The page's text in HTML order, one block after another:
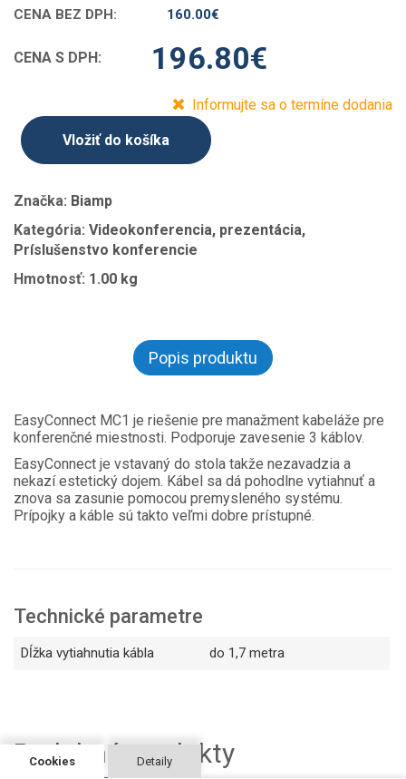
CENA BEZ DPH: 160.00€
CENA S DPH: 196.80€
Informujte sa o termíne dodania
Vložiť do košíka
Značka: Biamp
Kategória: Videokonferencia, prezentácia,
Príslušenstvo konferencie
Hmotnosť: 1.00 kg
Popis produktu
EasyConnect MC1 je riešenie pre manažment kabeláže pre
konferenčné miestnosti. Podporuje zavesenie 3 káblov.
EasyConnect je vstavaný do stola takže nezavadzia a
nekazí estetický dojem. Kábel sa dá pohodlne vytiahnuť a
znova sa zasunie pomocou premysleného systému.
Prípojky a káble sú takto veľmi dobre prístupné.
Technické parametre
Dĺžka vytiahnutia kábla do 1,7 metra
Podobné produkty
Cookies Detaily